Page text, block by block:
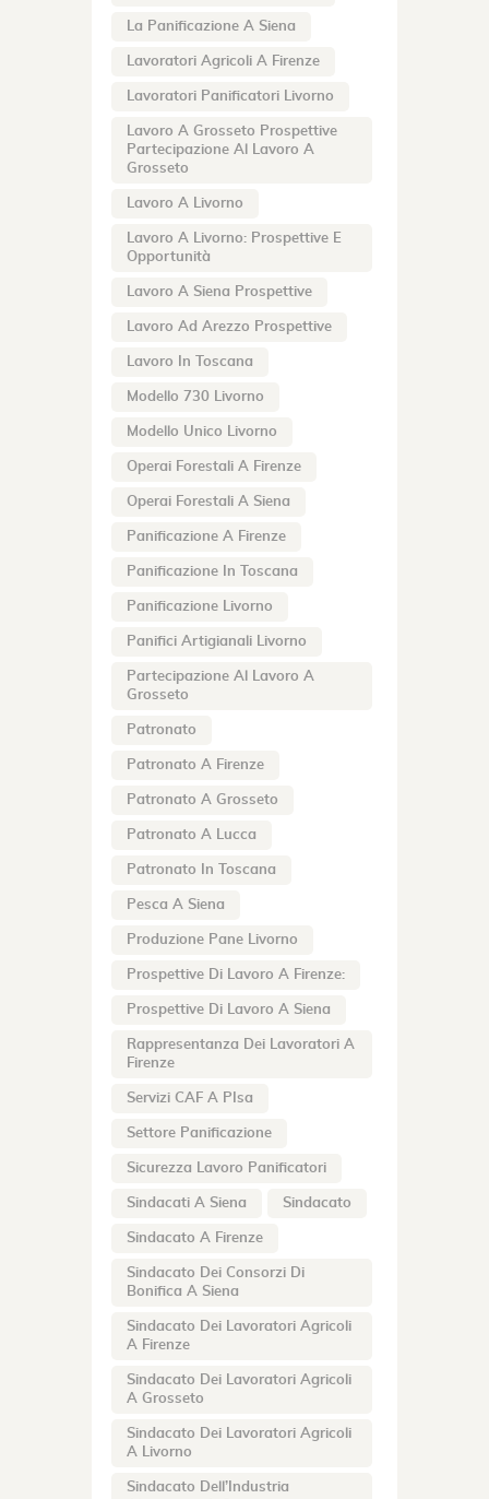
La Panificazione A Siena
Lavoratori Agricoli A Firenze
Lavoratori Panificatori Livorno
Lavoro A Grosseto Prospettive
Partecipazione Al Lavoro A
Grosseto
Lavoro A Livorno
Lavoro A Livorno: Prospettive E
Opportunità
Lavoro A Siena Prospettive
Lavoro Ad Arezzo Prospettive
Lavoro In Toscana
Modello 730 Livorno
Modello Unico Livorno
Operai Forestali A Firenze
Operai Forestali A Siena
Panificazione A Firenze
Panificazione In Toscana
Panificazione Livorno
Panifici Artigianali Livorno
Partecipazione Al Lavoro A
Grosseto
Patronato
Patronato A Firenze
Patronato A Grosseto
Patronato A Lucca
Patronato In Toscana
Pesca A Siena
Produzione Pane Livorno
Prospettive Di Lavoro A Firenze:
Prospettive Di Lavoro A Siena
Rappresentanza Dei Lavoratori A
Firenze
Servizi CAF A PIsa
Settore Panificazione
Sicurezza Lavoro Panificatori
Sindacati A Siena Sindacato
Sindacato A Firenze
Sindacato Dei Consorzi Di
Bonifica A Siena
Sindacato Dei Lavoratori Agricoli
A Firenze
Sindacato Dei Lavoratori Agricoli
A Grosseto
Sindacato Dei Lavoratori Agricoli
A Livorno
Sindacato Dell’Industria